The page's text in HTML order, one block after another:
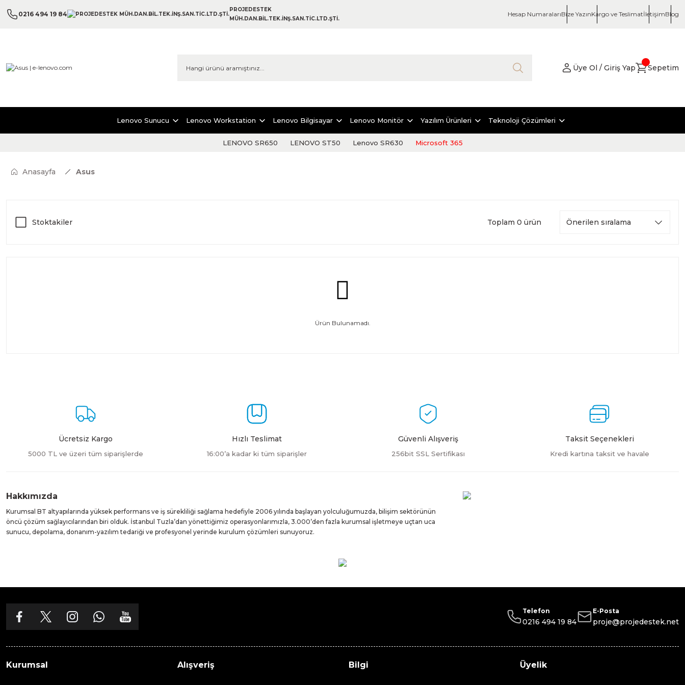
0216 494 19 84
PROJEDESTEK
MÜH.DAN.BİL.TEK.İNŞ.SAN.TİC.LTD.ŞTİ.
Hesap NumaralarıBize YazınKargo ve TeslimatİletişimBlog
Üye Ol / Giriş Yap Sepetim
Lenovo Sunucu Lenovo Workstation Lenovo Bilgisayar Lenovo Monitör Yazılım Ürünleri Teknoloji Çözümleri
LENOVO SR650 LENOVO ST50 Lenovo SR630 Microsoft 365
Anasayfa Asus
Stoktakiler Toplam 0 ürün
Ürün Bulunamadı.
Ücretsiz Kargo
5000 TL ve üzeri tüm siparişlerde
Hızlı Teslimat
16:00’a kadar ki tüm siparişler
Güvenli Alışveriş
256bit SSL Sertifikası
Taksit Seçenekleri
Kredi kartına taksit ve havale
Hakkımızda
Kurumsal BT altyapılarında yüksek performans ve iş sürekliliği sağlama hedefiyle 2006 yılında başlayan yolculuğumuzda, bilişim sektörünün
öncü çözüm sağlayıcılarından biri olduk. İstanbul Tuzla’dan yönettiğimiz operasyonlarımızla, 3.000’den fazla kurumsal işletmeye uçtan uca
sunucu, depolama, donanım-yazılım tedariği ve profesyonel yerinde kurulum çözümleri sunuyoruz.
Telefon
0216 494 19 84
E-Posta
proje@projedestek.net
Kurumsal Alışveriş Bilgi Üyelik